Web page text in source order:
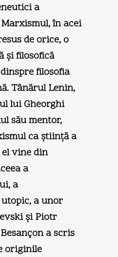
a
în acei
de orice, o
şi filosofică
filosofia
Tânărul Lenin,
lui Gheorghi
său mentor,
ca ştiinţă a
vine din
a
a
a unor
şi Piotr
a scris
originile